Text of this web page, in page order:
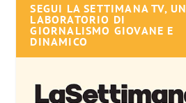
SEGUI LA SETTIMANA TV, UN
LABORATORIO DI
GIORNALISMO GIOVANE E
DINAMICO